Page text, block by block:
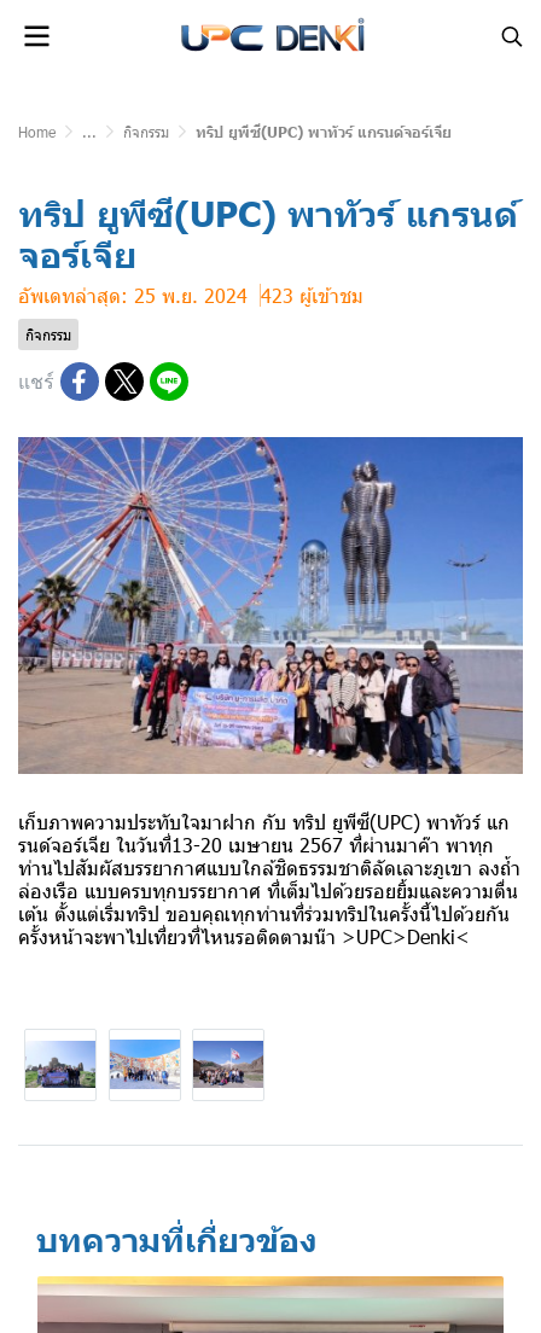
Home ... กิจกรรม ทริป ยูพีซี(UPC) พาทัวร์ แกรนด์จอร์เจีย
ทริป ยูพีซี(UPC) พาทัวร์ แกรนด์
จอร์เจีย
อัพเดทล่าสุด: 25 พ.ย. 2024 423 ผู้เข้าชม
กิจกรรม
แชร์
เก็บภาพความประทับใจมาฝาก กับ ทริป ยูพีซี(UPC) พาทัวร์ แก
รนด์จอร์เจีย ในวันที่13-20 เมษายน 2567 ที่ผ่านมาค๊า พาทุก
ท่านไปสัมผัสบรรยากาศแบบใกล้ชิดธรรมชาติลัดเลาะภูเขา ลงถ้ำ
ล่องเรือ แบบครบทุกบรรยากาศ ที่เต็มไปด้วยรอยยิ้มและความตื่น
เต้น ตั้งแต่เริ่มทริป ขอบคุณทุกท่านที่ร่วมทริปในครั้งนี้ไปด้วยกัน
ครั้งหน้าจะพาไปเที่ยวที่ไหนรอติดตามน๊า >UPC>Denki<
บทความที่เกี่ยวข้อง